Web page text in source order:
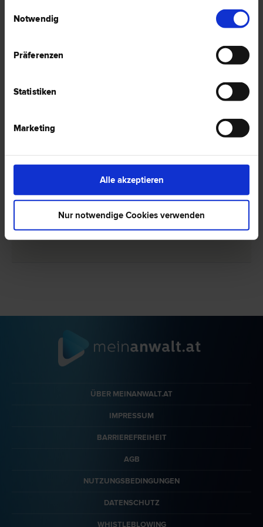
Notwendig
Präferenzen
Statistiken
Marketing
Alle akzeptieren
Nur notwendige Cookies verwenden
Italienisch in Feistritz an
Auf dem Kikel 382
ÜBER MEINANWALT.AT
IMPRESSUM
BARRIEREFREIHEIT
AGB
NUTZUNGSBEDINGUNGEN
DATENSCHUTZ
WHISTLEBLOWING